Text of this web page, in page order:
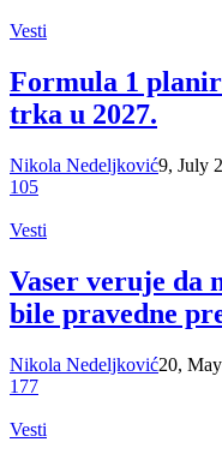
Vesti
Formula 1
trka u 2027.
Nikola Nedeljković9, July
105
Vesti
Vaser veruje da
bile pravedne
Nikola Nedeljković20,
177
Vesti